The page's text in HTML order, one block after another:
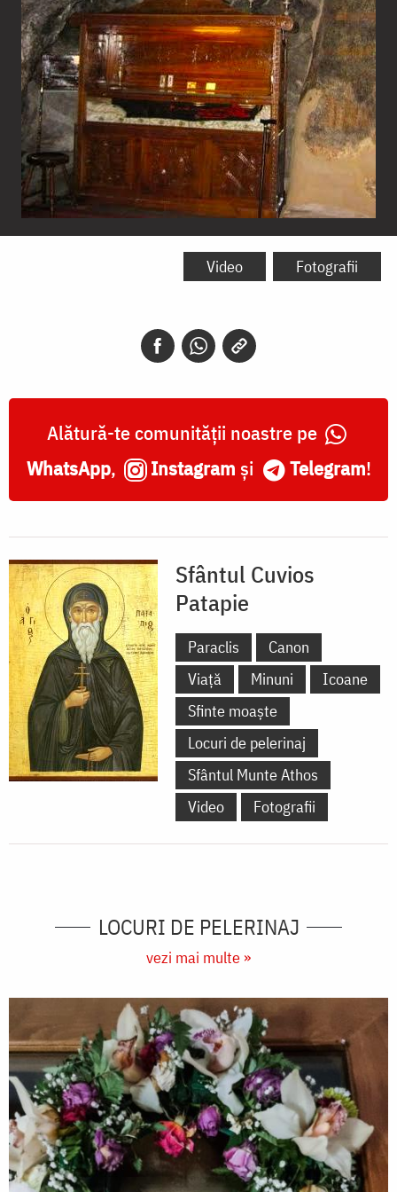
Moaştele
Video Fotografii
Alătură-te comunității noastre pe
WhatsApp, Instagram și Telegram!
Sfântul Cuvios
Patapie
Paraclis
Canon
Viață
Minuni
Icoane
Sfinte moaște
Locuri de pelerinaj
Sfântul Munte Athos
Video
Fotografii
LOCURI DE PELERINAJ
vezi mai multe »